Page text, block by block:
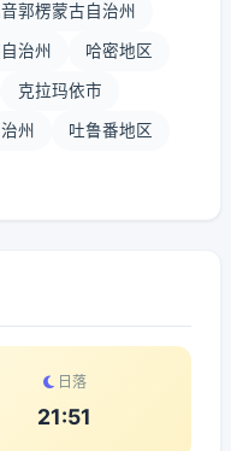
郭楞蒙古自治州
治州 哈密地区
克拉玛依市
州 吐鲁番地区
日落
21:51